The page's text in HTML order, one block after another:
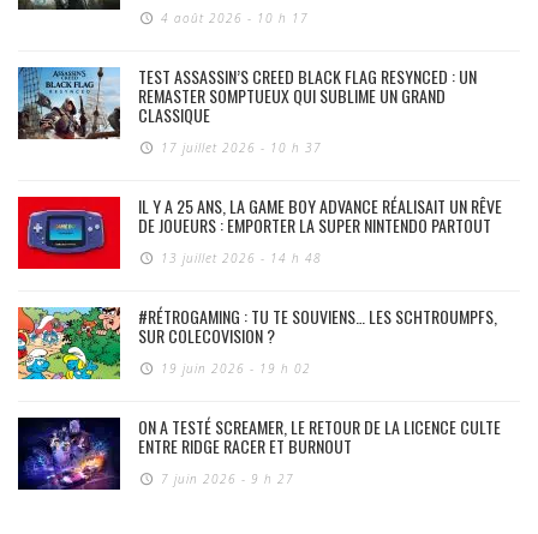
4 août 2026 - 10 h 17
TEST ASSASSIN’S CREED BLACK FLAG RESYNCED : UN
REMASTER SOMPTUEUX QUI SUBLIME UN GRAND
CLASSIQUE
17 juillet 2026 - 10 h 37
IL Y A 25 ANS, LA GAME BOY ADVANCE RÉALISAIT UN RÊVE
DE JOUEURS : EMPORTER LA SUPER NINTENDO PARTOUT
13 juillet 2026 - 14 h 48
#RÉTROGAMING : TU TE SOUVIENS… LES SCHTROUMPFS,
SUR COLECOVISION ?
19 juin 2026 - 19 h 02
ON A TESTÉ SCREAMER, LE RETOUR DE LA LICENCE CULTE
ENTRE RIDGE RACER ET BURNOUT
7 juin 2026 - 9 h 27